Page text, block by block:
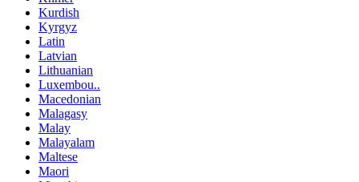
Kurdish
Kyrgyz
Latin
Latvian
Lithuanian
Luxembou..
Macedonian
Malagasy
Malay
Malayalam
Maltese
Maori